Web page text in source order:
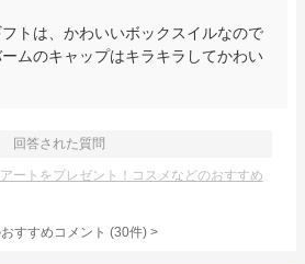
トは、かわいいボックスイルなので
ムのキャップはキラキラしてかわい
回答された質問
ートをプレゼント！コスメなどのおすすめ
すすめコメント (30件) >